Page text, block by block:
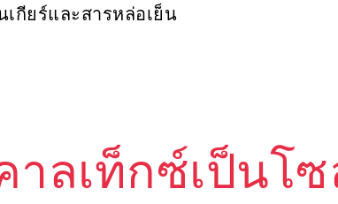
กียร์และสารหล่อเย็น
าลเท็กซ์เป็นโ